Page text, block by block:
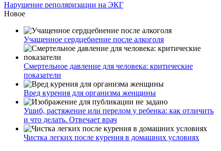
Нарушение реполяризации на ЭКГ
Новое
Учащенное сердцебиение после алкоголя
Смертельное давление для человека: критические
показатели
Вред курения для организма женщины
Ушиб, растяжение или перелом у ребенка: как отличить
и что делать. Отвечает врач
Чистка легких после курения в домашних условиях